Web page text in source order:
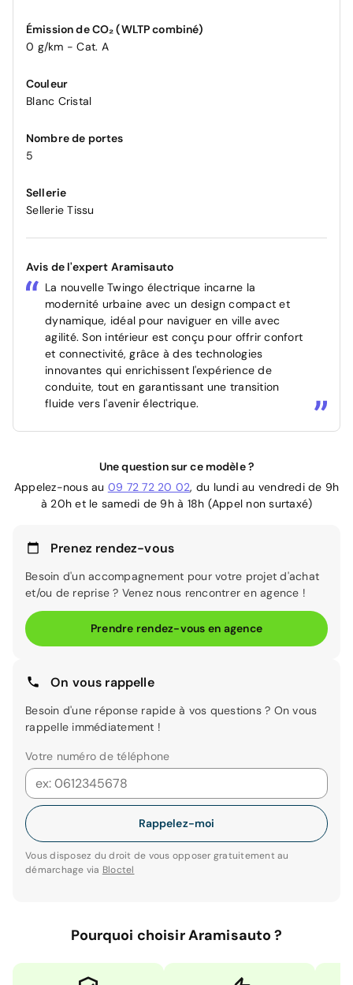
Émission de CO₂ (WLTP combiné)
0 g/km - Cat. A
Couleur
Blanc Cristal
Nombre de portes
5
Sellerie
Sellerie Tissu
Avis de l'expert Aramisauto
La nouvelle Twingo électrique incarne la
modernité urbaine avec un design compact et
dynamique, idéal pour naviguer en ville avec
agilité. Son intérieur est conçu pour offrir confort
et connectivité, grâce à des technologies
innovantes qui enrichissent l'expérience de
conduite, tout en garantissant une transition
fluide vers l'avenir électrique.
Une question sur ce modèle ?
Appelez-nous au 09 72 72 20 02, du lundi au vendredi de 9h
à 20h et le samedi de 9h à 18h (Appel non surtaxé)
Prenez rendez-vous
Besoin d'un accompagnement pour votre projet d'achat
et/ou de reprise ? Venez nous rencontrer en agence !
Prendre rendez-vous en agence
On vous rappelle
Besoin d'une réponse rapide à vos questions ? On vous
rappelle immédiatement !
Votre numéro de téléphone
Rappelez-moi
Vous disposez du droit de vous opposer gratuitement au
démarchage via Bloctel
Pourquoi choisir Aramisauto ?